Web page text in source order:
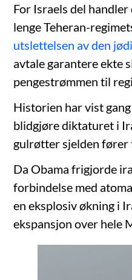
For Israels del
lenge Teheran-
utslettelsen av den
avtale garantere ekte
pengestrømmen til
Historien har vist gang
blidgjøre diktaturet i
gulrøtter sjelden fører
Da Obama frigjorde
forbindelse med
en eksplosiv økning i
ekspansjon over hele